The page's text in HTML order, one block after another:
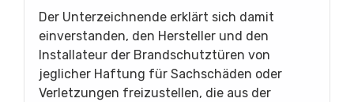
Der Unterzeichnende erklärt sich damit
einverstanden, den Hersteller und den
Installateur der Brandschutztüren von
jeglicher Haftung für Sachschäden oder
Verletzungen freizustellen, die aus der